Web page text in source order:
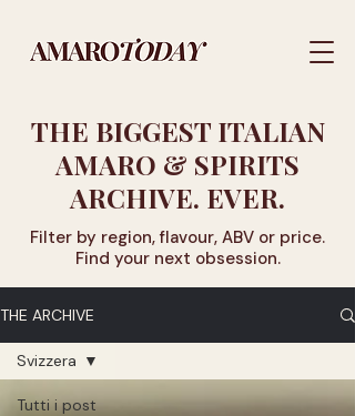
THE BIGGEST ITALIAN
AMARO & SPIRITS
ARCHIVE. EVER.
Filter by region, flavour, ABV or price.
Find your next obsession.
THE ARCHIVE
Tutti i post
Svizzera